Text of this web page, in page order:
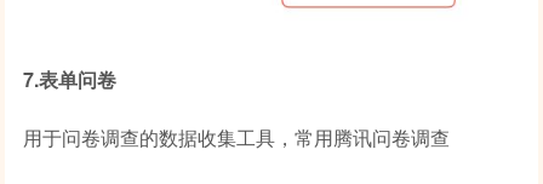
7.表单问卷
用于问卷调查的数据收集工具，常用腾讯问卷调查